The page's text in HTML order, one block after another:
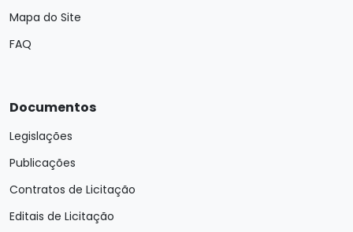
Mapa do Site
FAQ
Documentos
Legislações
Publicações
Contratos de Licitação
Editais de Licitação